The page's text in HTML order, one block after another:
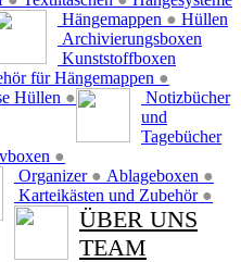
Hängemappen ●
für Hängemappen ●
Hüllen
Hüllen ●
Archivierungsboxen
●
Kunststoffboxen
Organizer ● Ablageboxen ●
Karteikästen und Zubehör ●
Notizbücher
und
Tagebücher
ÜBER UNS
TEAM